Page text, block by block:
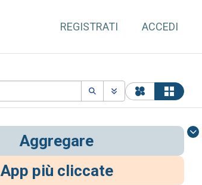
REGISTRATI ACCEDI
Aggregare
App più cliccate